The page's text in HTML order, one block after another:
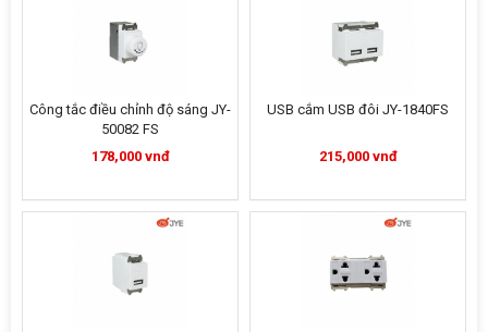
Công tắc điều chỉnh độ sáng JY-
50082 FS
178,000 vnđ
USB cắm USB đôi JY-1840FS
215,000 vnđ